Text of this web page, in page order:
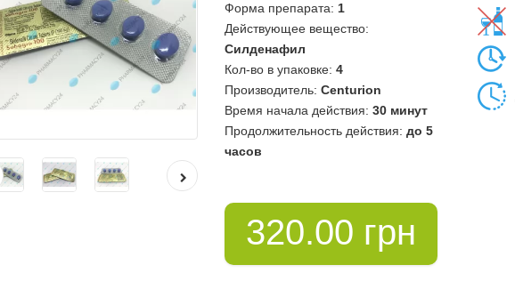
Форма препарата: 1
Действующее вещество:
Силденафил
Кол-во в упаковке: 4
Производитель: Centurion
Время начала действия: 30 минут
Продолжительность действия: до 5
часов
320.00 грн